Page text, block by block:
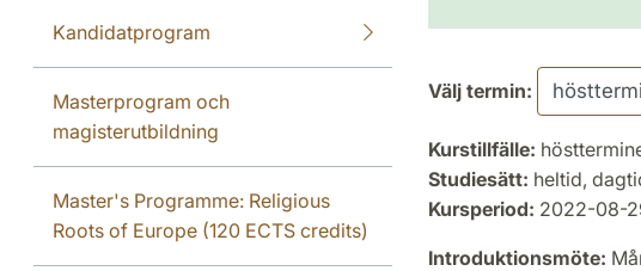
Kandidatprogram
Masterprogram och
magisterutbildning
Master's Programme: Religious
Roots of Europe (120 ECTS credits)
Välj termin:
Kurstillfälle:
Studiesätt: heltid,
Kursperiod: 2022-08-
Introduktionsmöte: